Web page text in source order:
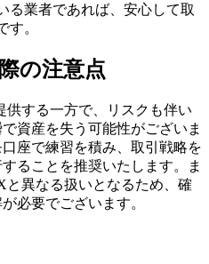
る業者であれば、安心して取
す。
の注意点
する一方で、リスクも伴い
資産を失う可能性がございま
座で練習を積み、取引戦略を
ることを推奨いたします。ま
と異なる扱いとなるため、確
必要でございます。